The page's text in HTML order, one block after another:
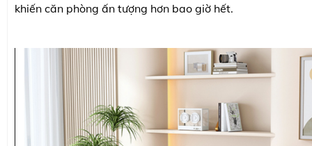
khiến căn phòng ấn tượng hơn bao giờ hết.